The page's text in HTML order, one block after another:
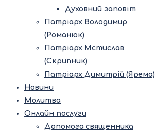
Духовний заповіт
Патріарх Володимир
(Романюк)
Патріарх Мстислав
(Скрипник)
Патріарх Димитрій (Ярема)
Новини
Молитва
Онлайн послуги
Допомога священника